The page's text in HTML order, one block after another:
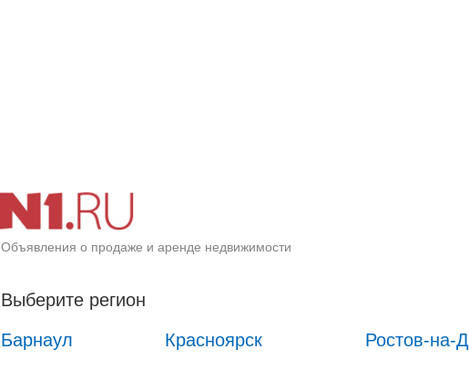
Объявления о продаже и аренде недвижимости
Выберите регион
Барнаул
Красноярск Ростов-на-